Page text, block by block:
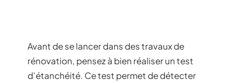
Avant de se lancer dans des travaux de
rénovation, pensez à bien réaliser un test
d’étanchéité. Ce test permet de détecter